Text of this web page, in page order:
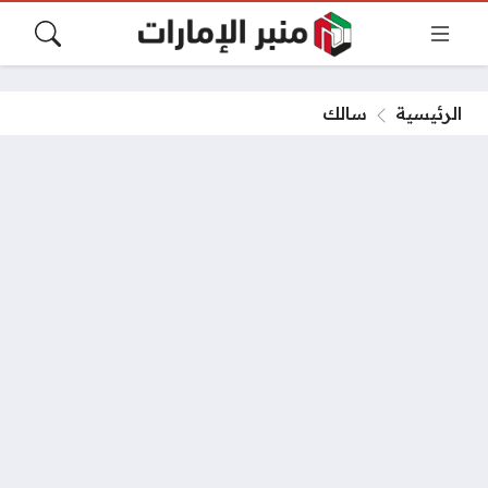
الرئيسية سالك